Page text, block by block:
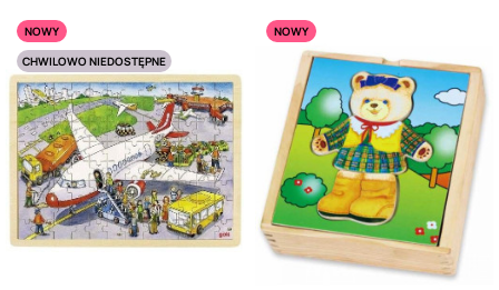
NOWY
CHWILOWO NIEDOSTĘPNE
NOWY